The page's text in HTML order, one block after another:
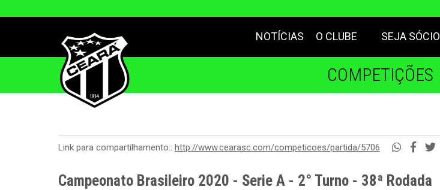
NOTÍCIAS O CLUBE SEJA SÓCIO
COMPETIÇÕES
Link para compartilhamento:: http://www.cearasc.com/competicoes/partida/5706
Campeonato Brasileiro 2020 - Serie A - 2° Turno - 38ª Rodada